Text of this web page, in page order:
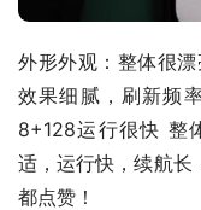
外形外观：整体很
效果细腻，刷新频
8+128运行很快 整
适，运行快，续航长
都点赞！